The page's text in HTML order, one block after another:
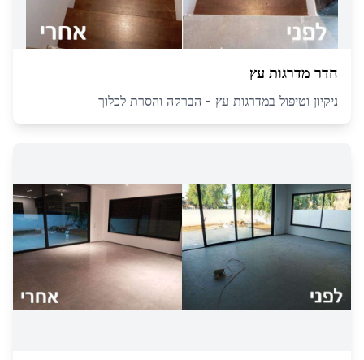
חדר מדרגות עץ
ניקיון וטיפול במדרגות עץ - הברקה והסרת לכלוך